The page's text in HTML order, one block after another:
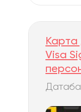
Карта
Visa